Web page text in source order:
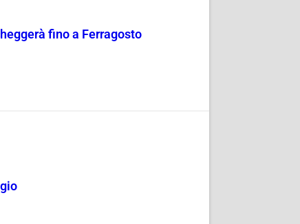
fino a Ferragosto